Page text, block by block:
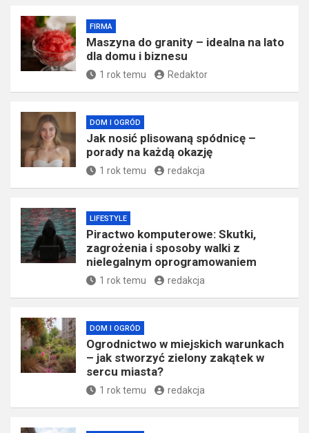
FIRMA
​Maszyna do granity – idealna na lato
dla domu i biznesu
1 rok temu Redaktor
DOM I OGRÓD
Jak nosić plisowaną spódnicę –
porady na każdą okazję
1 rok temu redakcja
LIFESTYLE
Piractwo komputerowe: Skutki,
zagrożenia i sposoby walki z
nielegalnym oprogramowaniem
1 rok temu redakcja
DOM I OGRÓD
Ogrodnictwo w miejskich warunkach
– jak stworzyć zielony zakątek w
sercu miasta?
1 rok temu redakcja